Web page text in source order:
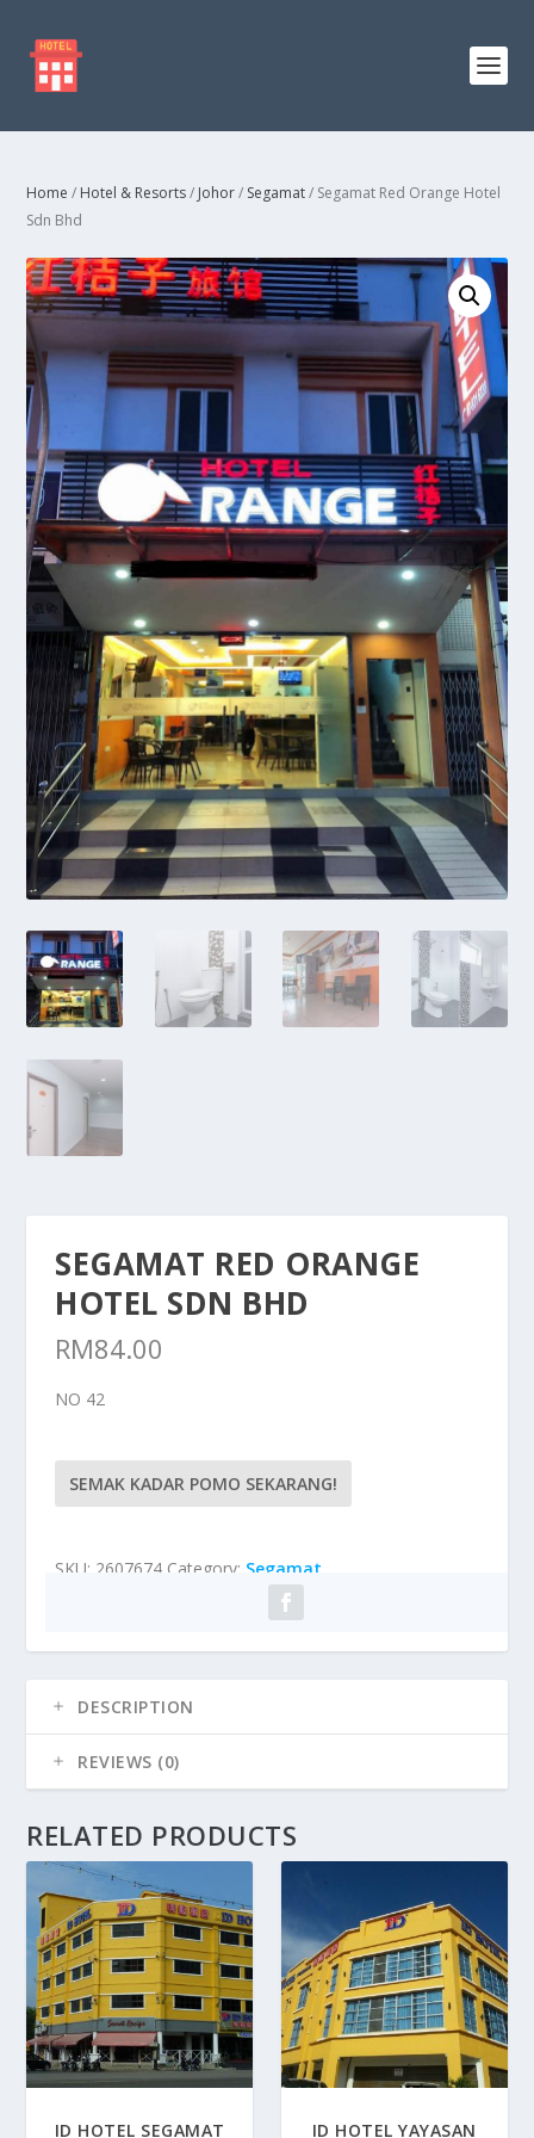
Home / Hotel & Resorts/ Johor/ Segamat/ Segamat Red Orange Hotel
Sdn Bhd
SEGAMAT RED ORANGE
HOTEL SDN BHD
RM84.00
NO 42
SEMAK KADAR POMO SEKARANG!
SKU: 2607674 Category: Segamat
DESCRIPTION
REVIEWS (0)
RELATED PRODUCTS
ID HOTEL SEGAMAT ID HOTEL YAYASAN